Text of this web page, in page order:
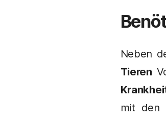
Neben
Tieren
mit den